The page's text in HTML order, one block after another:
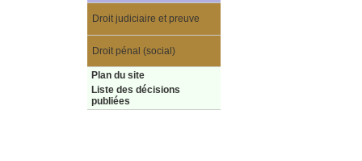
Droit judiciaire et preuve
Droit pénal (social)
Plan du site
Liste des décisions
publiées